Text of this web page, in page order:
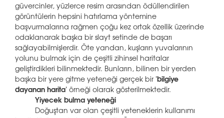
güvercinler, yüzlerce resim arasından ödüllendirilen
görüntülerin hepsini hatırlama yöntemine
başvurmalarına rağmen çoğu kez ortak özellik üzerinde
odaklanarak başka bir slayt setinde de başarı
sağlayabilmişlerdir. Öte yandan, kuşların yuvalarının
yolunu bulmak için de çeşitli zihinsel haritalar
geliştirdikleri bilinmektedir. Bunların, bilinen bir yerden
başka bir yere gitme yeteneği gerçek bir 'bilgiye
dayanan harita' örneği olarak gösterilmektedir.
Yiyecek bulma yeteneği
Doğuştan var olan çeşitli yeteneklerin kullanımı